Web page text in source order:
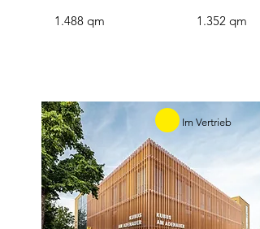
1.488 qm
1.352 qm
Im Vertrieb